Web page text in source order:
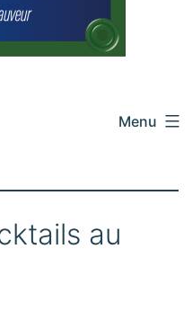
Menu
au